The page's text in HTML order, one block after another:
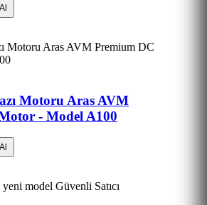
Motoru Aras AVM
- Model A100
Güvenli Satıcı